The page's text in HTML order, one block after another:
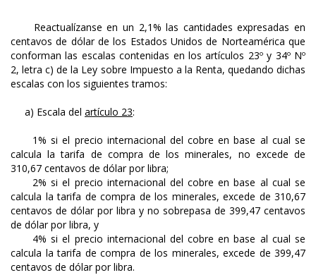
Reactualízanse en un 2,1% las cantidades expresadas en
centavos de dólar de los Estados Unidos de Norteamérica que
conforman las escalas contenidas en los artículos 23º y 34º Nº
2, letra c) de la Ley sobre Impuesto a la Renta, quedando dichas
escalas con los siguientes tramos:
a) Escala del artículo 23:
1% si el precio internacional del cobre en base al cual se
calcula la tarifa de compra de los minerales, no excede de
310,67 centavos de dólar por libra;
2% si el precio internacional del cobre en base al cual se
calcula la tarifa de compra de los minerales, excede de 310,67
centavos de dólar por libra y no sobrepasa de 399,47 centavos
de dólar por libra, y
4% si el precio internacional del cobre en base al cual se
calcula la tarifa de compra de los minerales, excede de 399,47
centavos de dólar por libra.